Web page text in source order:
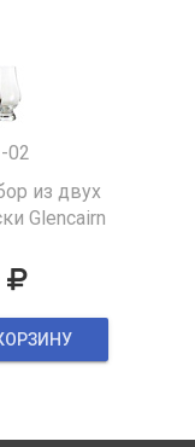
02
из двух
Glencairn